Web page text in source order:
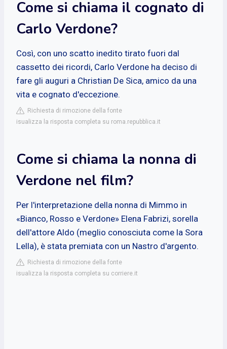
Come si chiama il cognato di
Carlo Verdone?
Così, con uno scatto inedito tirato fuori dal
cassetto dei ricordi, Carlo Verdone ha deciso di
fare gli auguri a Christian De Sica, amico da una
vita e cognato d'eccezione.
Richiesta di rimozione della fonte
isualizza la risposta completa su roma.repubblica.it
Come si chiama la nonna di
Verdone nel film?
Per l'interpretazione della nonna di Mimmo in
«Bianco, Rosso e Verdone» Elena Fabrizi, sorella
dell'attore Aldo (meglio conosciuta come la Sora
Lella), è stata premiata con un Nastro d'argento.
Richiesta di rimozione della fonte
isualizza la risposta completa su corriere.it